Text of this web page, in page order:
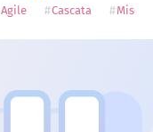
Agile Cascata